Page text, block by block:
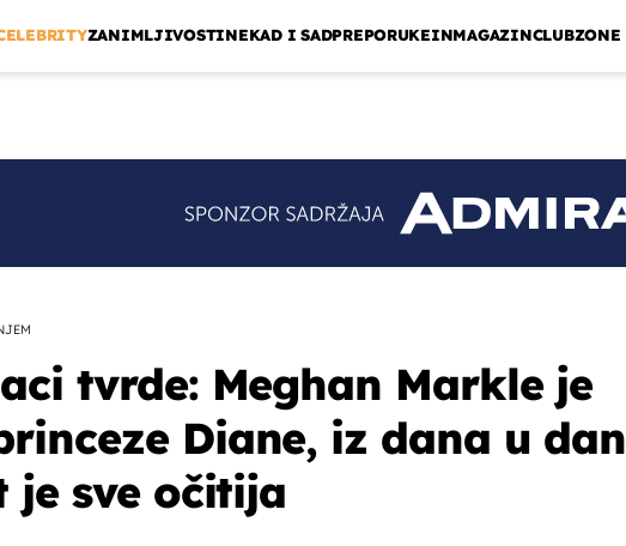
ZANIMLJIVOSTINEKAD I SADPREPORUKEINMAGAZINCLUBZONE
tvrde: Meghan Markle je
Diane, iz dana u dan
je sve očitija